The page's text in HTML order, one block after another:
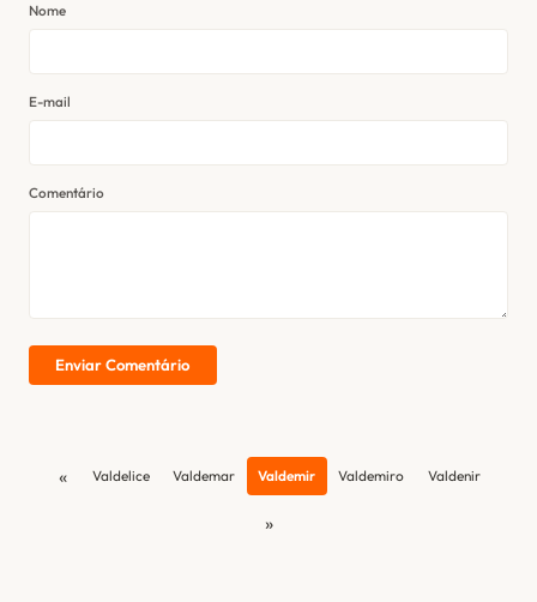
Nome
E-mail
Comentário
Enviar Comentário
« Valdelice Valdemar Valdemir Valdemiro Valdenir
»